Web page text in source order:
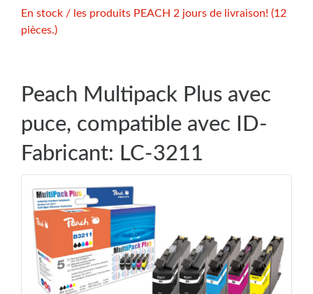
En stock / les produits PEACH 2 jours de livraison! (12
pièces.)
Peach Multipack Plus avec
puce, compatible avec ID-
Fabricant: LC-3211